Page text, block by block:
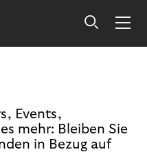
Events,
mehr: Bleiben Sie
in Bezug auf